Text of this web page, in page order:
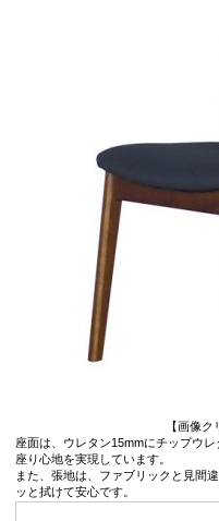
【画像
座面は、ウレタン15mmにチップウ
座り心地を実現しています。
また、張地は、ファブリックと見間
ッと拭けて安心です。